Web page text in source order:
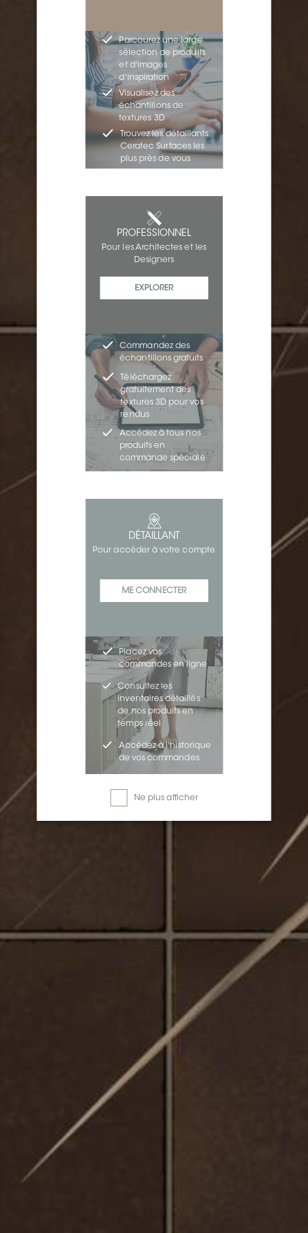
Parcourez une large
sélection de produits
et d'images
d'inspiration
Visualisez des
échantillons de
textures 3D
Trouvez les détaillants
Ceratec Surfaces les
plus près de vous
PROFESSIONNEL
Pour les Architectes et les
Designers
EXPLORER
Commandez des
échantillons gratuits
Téléchargez
gratuitement des
textures 3D pour vos
rendus
Accédez à tous nos
produits en
commande spéciale
DÉTAILLANT
Pour accéder à votre compte
ME CONNECTER
Placez vos
commandes en ligne
Consultez les
inventaires détaillés
de nos produits en
temps réel
Accédez à l'historique
de vos commandes
Ne plus afficher